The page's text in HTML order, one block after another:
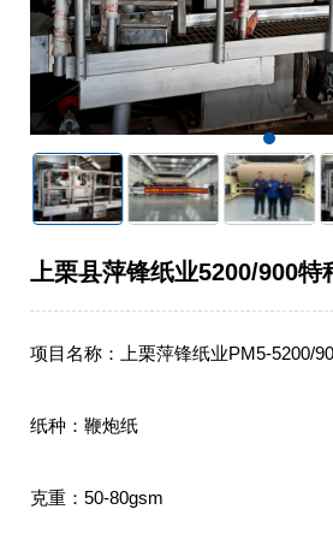
上栗县萍锋纸业5200/900特
项目名称：上栗萍锋纸业PM5-5200/
纸种：鞭炮纸
克重：50-80gsm